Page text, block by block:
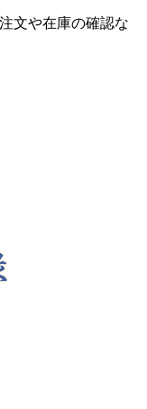
文や在庫の確認な